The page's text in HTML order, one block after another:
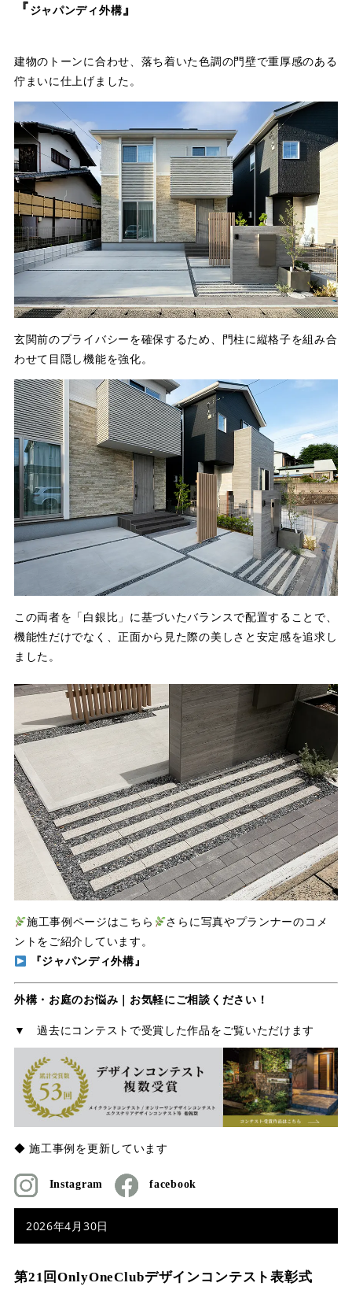
『 ジャパンディ外構』
建物のトーンに合わせ、落ち着いた色調の門壁で重厚感のある
佇まいに仕上げました。
玄関前のプライバシーを確保するため、門柱に縦格子を組み合
わせて目隠し機能を強化。
この両者を「白銀比」に基づいたバランスで配置することで、
機能性だけでなく、正面から見た際の美しさと安定感を追求し
ました。
施工事例ページはこちら
さらに写真やプランナーのコメ
ントをご紹介しています。
『ジャパンディ外構』
外構・お庭のお悩み｜お気軽にご相談ください！
▼ 過去にコンテストで受賞した作品をご覧いただけます
◆ 施工事例を更新しています
Instagram facebook
2026年4月30日
第21回OnlyOneClubデザインコンテスト表彰式